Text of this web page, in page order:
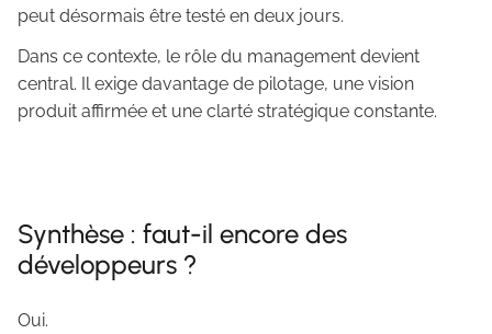
peut désormais être testé en deux jours.
Dans ce contexte, le rôle du management devient
central. Il exige davantage de pilotage, une vision
produit affirmée et une clarté stratégique constante.
Synthèse : faut-il encore des
développeurs ?
Oui.